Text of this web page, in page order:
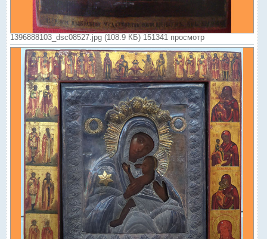
1396888103_dsc08527.jpg (108.9 КБ) 151341 просмотр